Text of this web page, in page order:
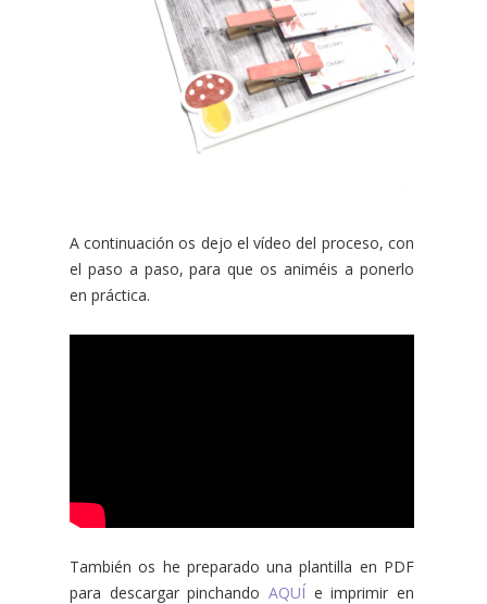
A continuación os dejo el vídeo del proceso, con
el paso a paso, para que os animéis a ponerlo
en práctica.
También os he preparado una plantilla en PDF
para descargar pinchando AQUÍ e imprimir en